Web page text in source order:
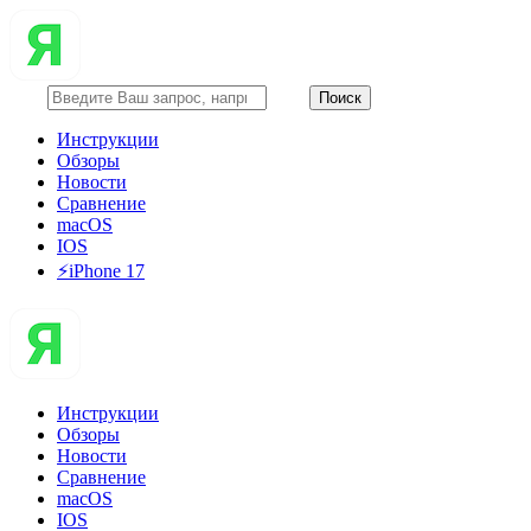
Инструкции
Обзоры
Новости
Сравнение
macOS
IOS
⚡️iPhone 17
Инструкции
Обзоры
Новости
Сравнение
macOS
IOS